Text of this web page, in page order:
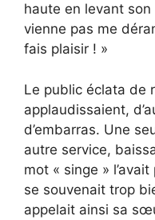
haute en levant son
vienne pas me
fais plaisir ! »
Le public éclata de
applaudissaient,
d’embarras. Une
autre service,
mot « singe »
se souvenait trop
appelait ainsi sa